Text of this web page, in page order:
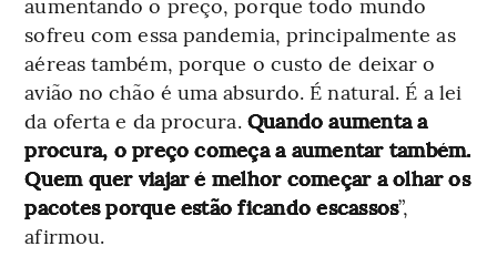
sofreu com essa pandemia, principalmente as
aéreas também, porque o custo de deixar o
avião no chão é uma absurdo. É natural. É a lei
da oferta e da procura. Quando aumenta a
procura, o preço começa a aumentar também.
Quem quer viajar é melhor começar a olhar os
pacotes porque estão ficando escassos”,
afirmou.